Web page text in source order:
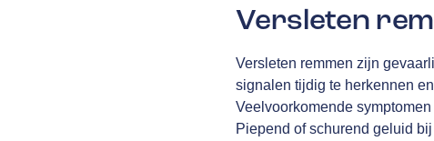
Versleten
Versleten remmen zijn
signalen tijdig te herkennen
Veelvoorkomende
Piepend of schurend geluid